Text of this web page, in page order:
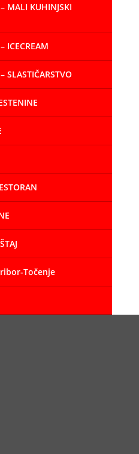
KUHINJSKI
Točenje